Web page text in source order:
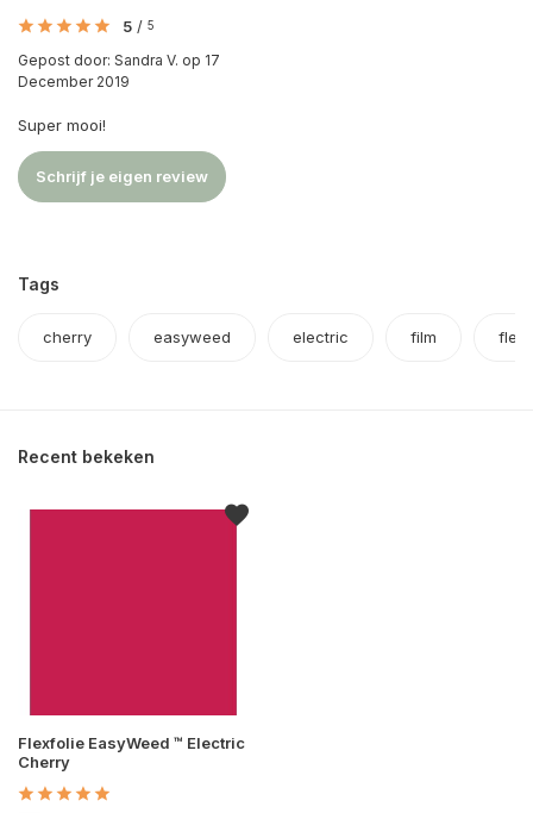
5 / 5
Gepost door: Sandra V. op 17
December 2019
Super mooi!
Schrijf je eigen review
Tags
cherry easyweed electric film flex
Recent bekeken
Flexfolie EasyWeed ™ Electric
Cherry